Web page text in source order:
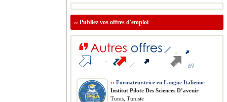
›› Publiez vos offres d'emploi
›› Formateur.trice en Langue Italienne
Institut Pilote Des Sciences D’avenir
Tunis, Tunisie